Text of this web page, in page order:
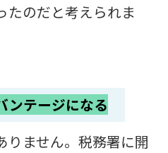
たのだと考えられま
ンテージになる
りません。税務署に開